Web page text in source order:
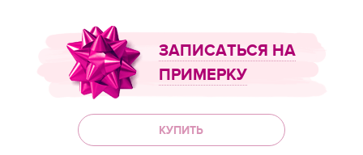
ЗАПИСАТЬСЯ НА
ПРИМЕРКУ
КУПИТЬ